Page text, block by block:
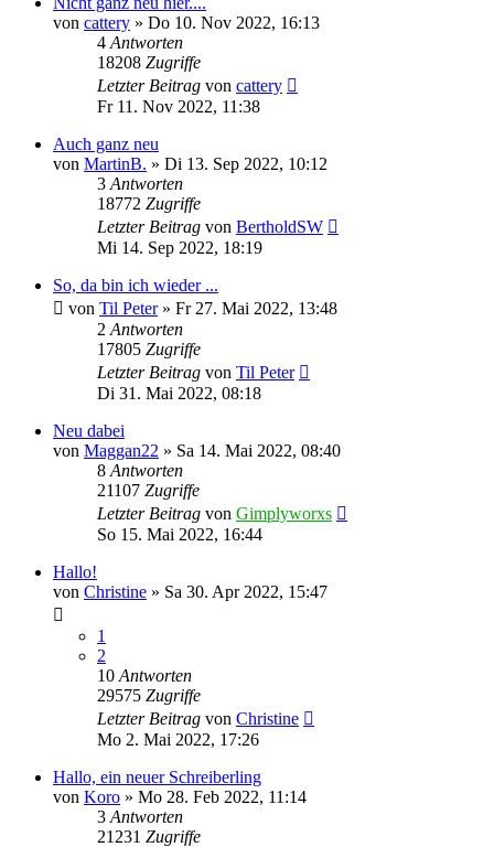
von cattery » Do 10. Nov 2022, 16:13
4 Antworten
18208 Zugriffe
Letzter Beitrag von cattery
Fr 11. Nov 2022, 11:38
Auch ganz neu
von MartinB. » Di 13. Sep 2022, 10:12
3 Antworten
18772 Zugriffe
Letzter Beitrag von BertholdSW
Mi 14. Sep 2022, 18:19
So, da bin ich wieder ...
von Til Peter» Fr 27. Mai 2022, 13:48
2 Antworten
17805 Zugriffe
Letzter Beitrag von Til Peter
Di 31. Mai 2022, 08:18
Neu dabei
von Maggan22 » Sa 14. Mai 2022, 08:40
8 Antworten
21107 Zugriffe
Letzter Beitrag von Gimplyworxs
So 15. Mai 2022, 16:44
Hallo!
von Christine » Sa 30. Apr 2022, 15:47
1
2
10 Antworten
29575 Zugriffe
Letzter Beitrag von Christine
Mo 2. Mai 2022, 17:26
Hallo, ein neuer Schreiberling
von Koro » Mo 28. Feb 2022, 11:14
3 Antworten
21231 Zugriffe